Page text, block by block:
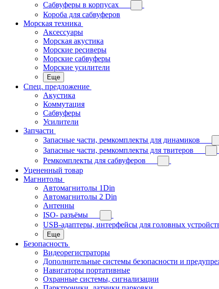
Сабвуферы в корпусах
Короба для сабвуферов
Морская техника
Аксессуары
Морская акустика
Морские ресиверы
Морские сабвуферы
Морские усилители
Еще
Спец. предложение
Акустика
Коммутация
Сабвуферы
Усилители
Запчасти
Запасные части, ремкомплекты для динамиков
Запасные части, ремкомплекты для твитеров
Ремкомплекты для сабвуферов
Уцененный товар
Магнитолы
Автомагнитолы 1Din
Автомагнитолы 2 Din
Антенны
ISO- разъёмы
USB-адаптеры, интерфейсы для головных
Еще
Безопасность
Видеорегистраторы
Дополнительные системы безопасности и
Навигаторы портативные
Охранные системы, сигнализации